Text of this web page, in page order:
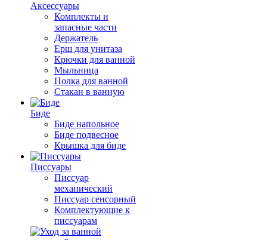
Аксессуары
Комплекты и
запасные части
Держатель
Ерш для унитаза
Крючки для ванной
Мыльница
Полка для ванной
Стакан в ванную
Биде
Биде напольное
Биде подвесное
Крышка для биде
Писсуары
Писсуар
механический
Писсуар сенсорный
Комплектующие к
писсуарам